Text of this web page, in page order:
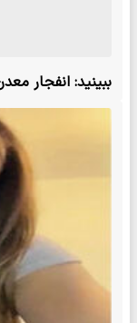
ببینید: انفجار